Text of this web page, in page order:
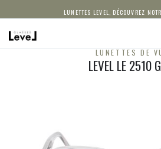
LUNETTES LEVEL, DÉCOUVREZ
LUNETTES DE
LEVEL LE 2510